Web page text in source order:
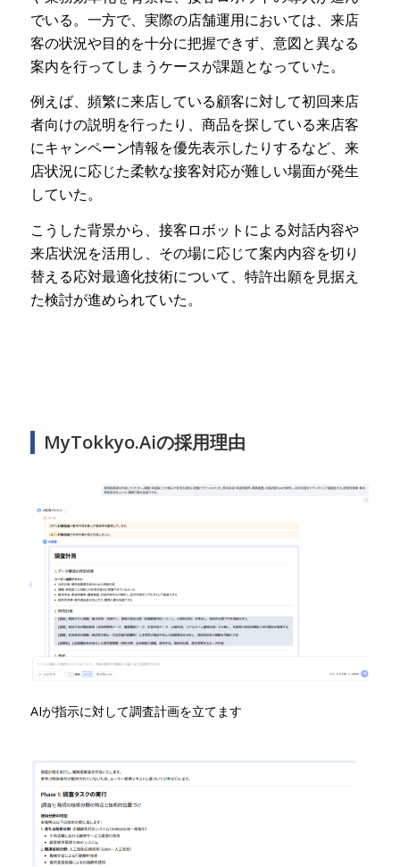
でいる。一方で、実際の店舗運用においては、来店
客の状況や目的を十分に把握できず、意図と異なる
案内を行ってしまうケースが課題となっていた。
例えば、頻繁に来店している顧客に対して初回来店
者向けの説明を行ったり、商品を探している来店客
にキャンペーン情報を優先表示したりするなど、来
店状況に応じた柔軟な接客対応が難しい場面が発生
していた。
こうした背景から、接客ロボットによる対話内容や
来店状況を活用し、その場に応じて案内内容を切り
替える応対最適化技術について、特許出願を見据え
た検討が進められていた。
MyTokkyo.Aiの採用理由
AIが指示に対して調査計画を立てます